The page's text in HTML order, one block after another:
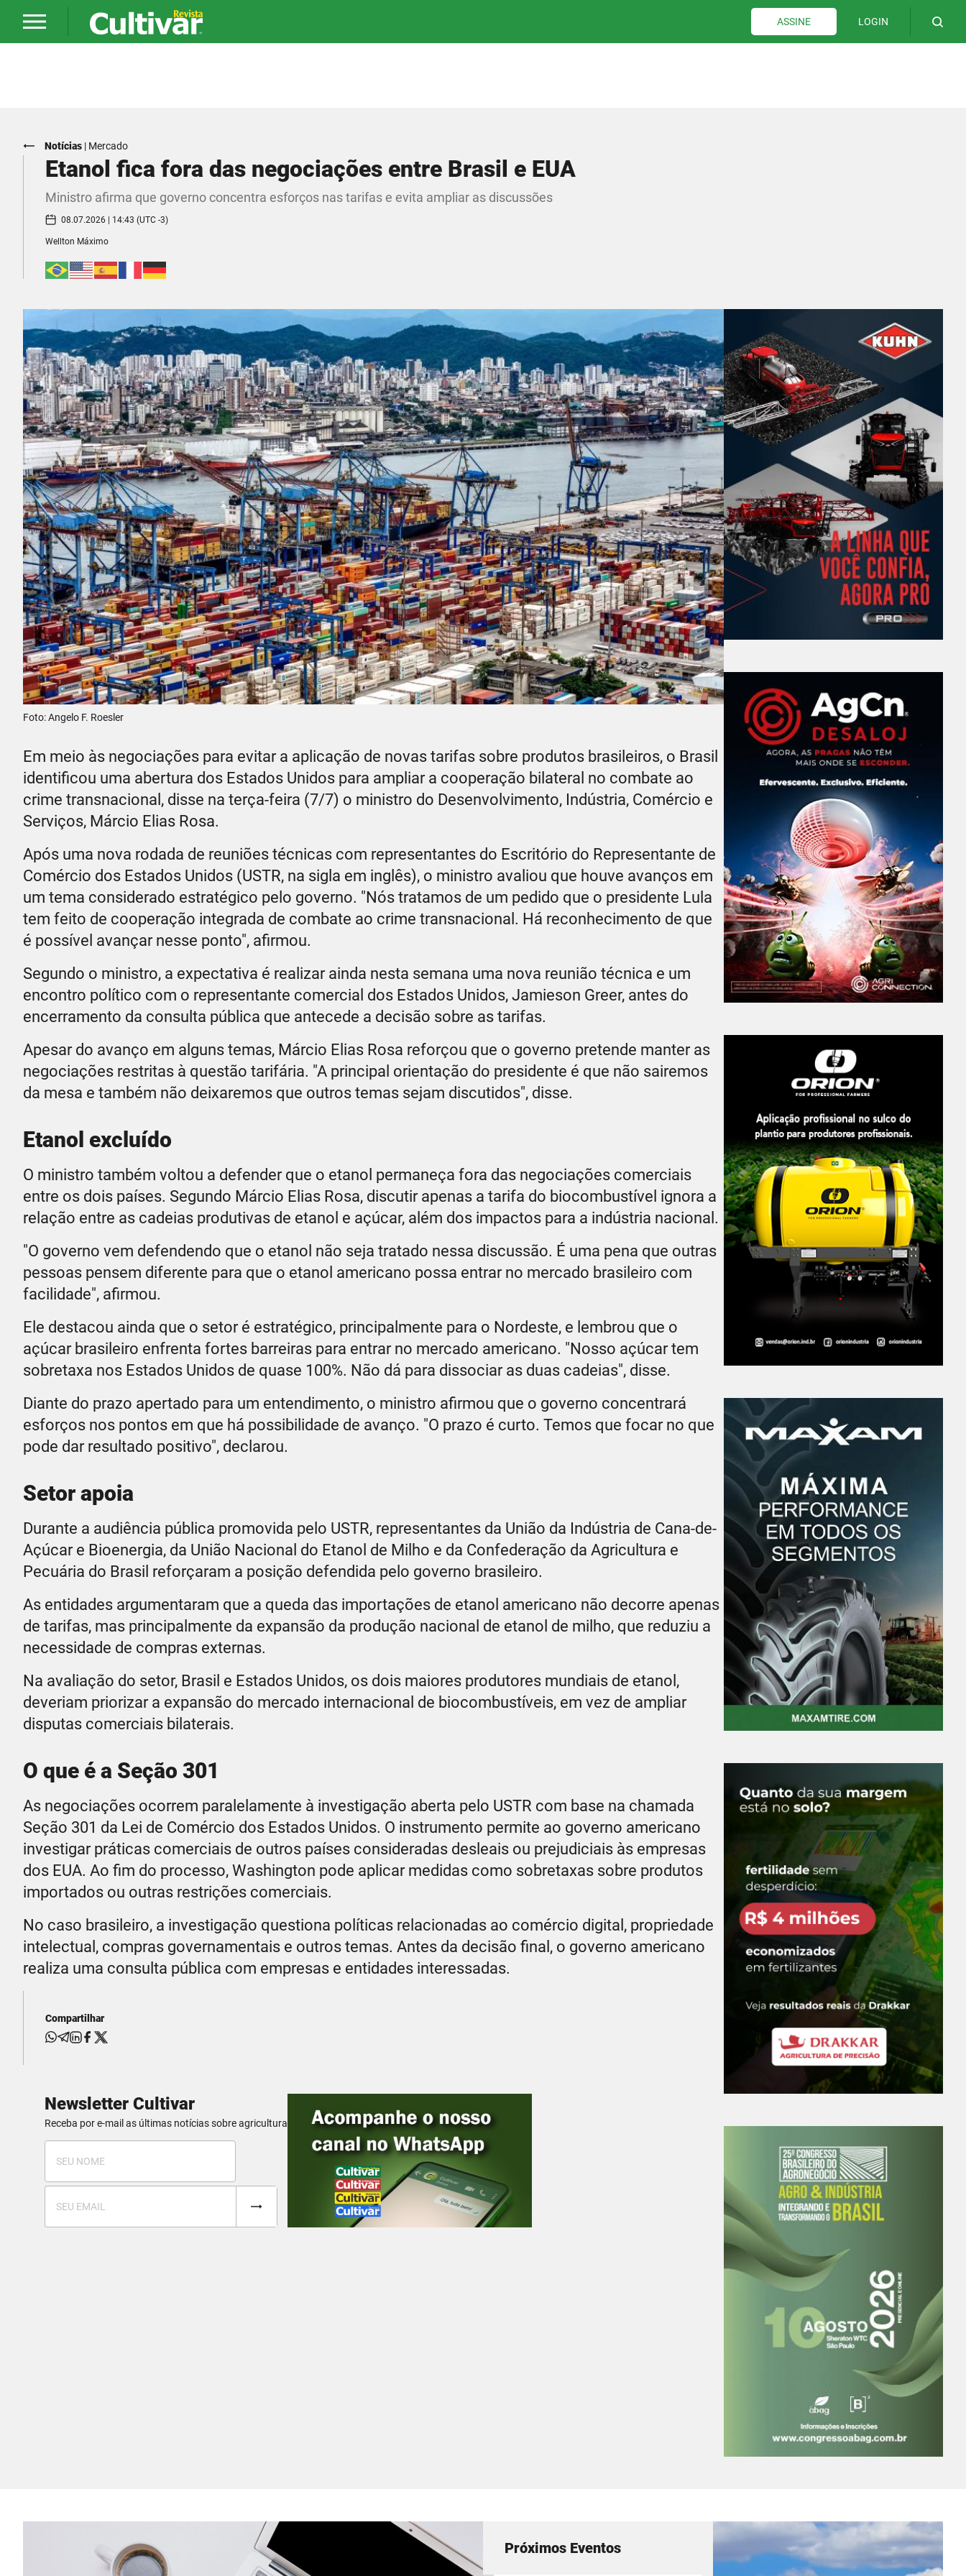
ASSINE LOGIN
Notícias | Mercado
Etanol fica fora das negociações entre Brasil e EUA
Ministro afirma que governo concentra esforços nas tarifas e evita ampliar as discussões
08.07.2026 | 14:43 (UTC -3)
Wellton Máximo
Foto: Angelo F. Roesler
Em meio às negociações para evitar a aplicação de novas tarifas sobre produtos brasileiros, o Brasil
identificou uma abertura dos Estados Unidos para ampliar a cooperação bilateral no combate ao
crime transnacional, disse na terça-feira (7/7) o ministro do Desenvolvimento, Indústria, Comércio e
Serviços, Márcio Elias Rosa.
Após uma nova rodada de reuniões técnicas com representantes do Escritório do Representante de
Comércio dos Estados Unidos (USTR, na sigla em inglês), o ministro avaliou que houve avanços em
um tema considerado estratégico pelo governo. "Nós tratamos de um pedido que o presidente Lula
tem feito de cooperação integrada de combate ao crime transnacional. Há reconhecimento de que
é possível avançar nesse ponto", afirmou.
Segundo o ministro, a expectativa é realizar ainda nesta semana uma nova reunião técnica e um
encontro político com o representante comercial dos Estados Unidos, Jamieson Greer, antes do
encerramento da consulta pública que antecede a decisão sobre as tarifas.
Apesar do avanço em alguns temas, Márcio Elias Rosa reforçou que o governo pretende manter as
negociações restritas à questão tarifária. "A principal orientação do presidente é que não sairemos
da mesa e também não deixaremos que outros temas sejam discutidos", disse.
Etanol excluído
O ministro também voltou a defender que o etanol permaneça fora das negociações comerciais
entre os dois países. Segundo Márcio Elias Rosa, discutir apenas a tarifa do biocombustível ignora a
relação entre as cadeias produtivas de etanol e açúcar, além dos impactos para a indústria nacional.
"O governo vem defendendo que o etanol não seja tratado nessa discussão. É uma pena que outras
pessoas pensem diferente para que o etanol americano possa entrar no mercado brasileiro com
facilidade", afirmou.
Ele destacou ainda que o setor é estratégico, principalmente para o Nordeste, e lembrou que o
açúcar brasileiro enfrenta fortes barreiras para entrar no mercado americano. "Nosso açúcar tem
sobretaxa nos Estados Unidos de quase 100%. Não dá para dissociar as duas cadeias", disse.
Diante do prazo apertado para um entendimento, o ministro afirmou que o governo concentrará
esforços nos pontos em que há possibilidade de avanço. "O prazo é curto. Temos que focar no que
pode dar resultado positivo", declarou.
Setor apoia
Durante a audiência pública promovida pelo USTR, representantes da União da Indústria de Cana-de-
Açúcar e Bioenergia, da União Nacional do Etanol de Milho e da Confederação da Agricultura e
Pecuária do Brasil reforçaram a posição defendida pelo governo brasileiro.
As entidades argumentaram que a queda das importações de etanol americano não decorre apenas
de tarifas, mas principalmente da expansão da produção nacional de etanol de milho, que reduziu a
necessidade de compras externas.
Na avaliação do setor, Brasil e Estados Unidos, os dois maiores produtores mundiais de etanol,
deveriam priorizar a expansão do mercado internacional de biocombustíveis, em vez de ampliar
disputas comerciais bilaterais.
O que é a Seção 301
As negociações ocorrem paralelamente à investigação aberta pelo USTR com base na chamada
Seção 301 da Lei de Comércio dos Estados Unidos. O instrumento permite ao governo americano
investigar práticas comerciais de outros países consideradas desleais ou prejudiciais às empresas
dos EUA. Ao fim do processo, Washington pode aplicar medidas como sobretaxas sobre produtos
importados ou outras restrições comerciais.
No caso brasileiro, a investigação questiona políticas relacionadas ao comércio digital, propriedade
intelectual, compras governamentais e outros temas. Antes da decisão final, o governo americano
realiza uma consulta pública com empresas e entidades interessadas.
Compartilhar
Newsletter Cultivar
Receba por e-mail as últimas notícias sobre agricultura
Próximos Eventos